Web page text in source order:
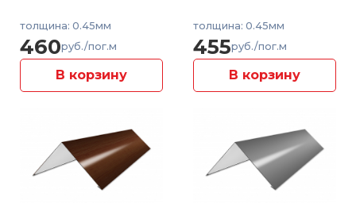
толщина: 0.45мм
460руб./пог.м
В корзину
толщина: 0.45мм
455руб./пог.м
В корзину